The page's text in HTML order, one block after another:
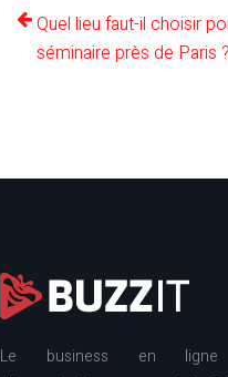
Quel lieu faut-il choisir
séminaire près de Paris ?
Le business en